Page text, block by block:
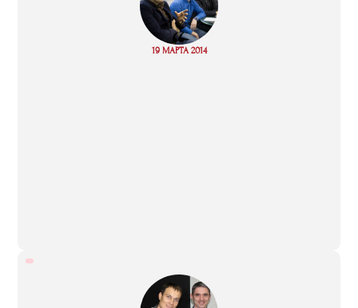
“
19 МАРТА 2014
Read